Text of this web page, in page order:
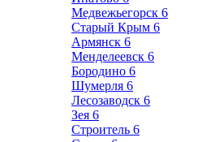
Медвежьегорск 6
Старый Крым 6
Армянск 6
Менделеевск 6
Бородино 6
Шумерля 6
Лесозаводск 6
Зея 6
Строитель 6